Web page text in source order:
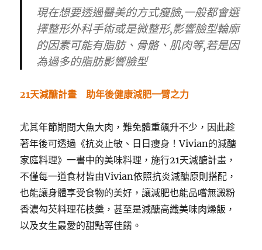
現在想要透過醫美的方式瘦臉,一般都會選
擇整形外科手術或是微整形,影響臉型輪廓
的因素可能有脂肪、骨骼、肌肉等,若是因
為過多的脂肪影響臉型
21天減醣計畫 助年後健康減肥一臂之力
尤其年節期間大魚大肉，難免體重飆升不少，因此趁
著年後可透過《抗炎止敏、日日瘦身！Vivian的減醣
家庭料理》一書中的美味料理，施行21天減醣計畫，
不僅每一道食材皆由Vivian依照抗炎減醣原則搭配，
也能讓身體享受食物的美好，讓減肥也能品嚐無澱粉
香濃勾芡料理花枝羹，甚至是減醣高纖美味肉燥飯，
以及女生最愛的甜點等佳餚。